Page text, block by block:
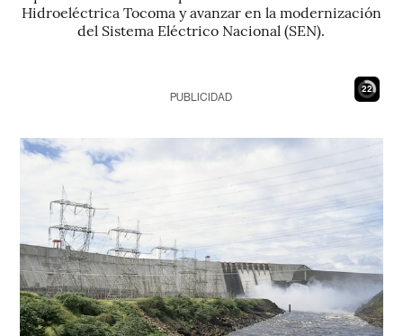
Hidroeléctrica Tocoma y avanzar en la modernización
del Sistema Eléctrico Nacional (SEN).
21
PUBLICIDAD